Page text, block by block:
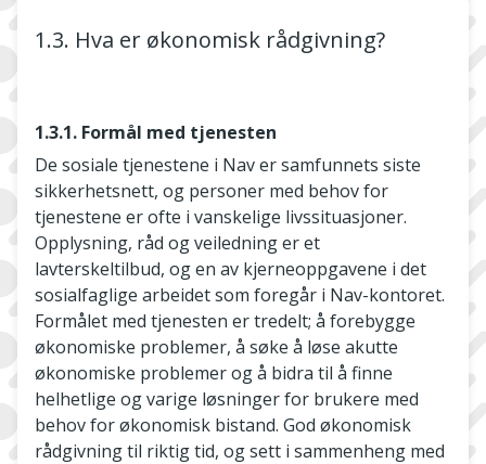
1.3. Hva er økonomisk rådgivning?
1.3.1. Formål med tjenesten
De sosiale tjenestene i Nav er samfunnets siste
sikkerhetsnett, og personer med behov for
tjenestene er ofte i vanskelige livssituasjoner.
Opplysning, råd og veiledning er et
lavterskeltilbud, og en av kjerneoppgavene i det
sosialfaglige arbeidet som foregår i Nav-kontoret.
Formålet med tjenesten er tredelt; å forebygge
økonomiske problemer, å søke å løse akutte
økonomiske problemer og å bidra til å finne
helhetlige og varige løsninger for brukere med
behov for økonomisk bistand. God økonomisk
rådgivning til riktig tid, og sett i sammenheng med